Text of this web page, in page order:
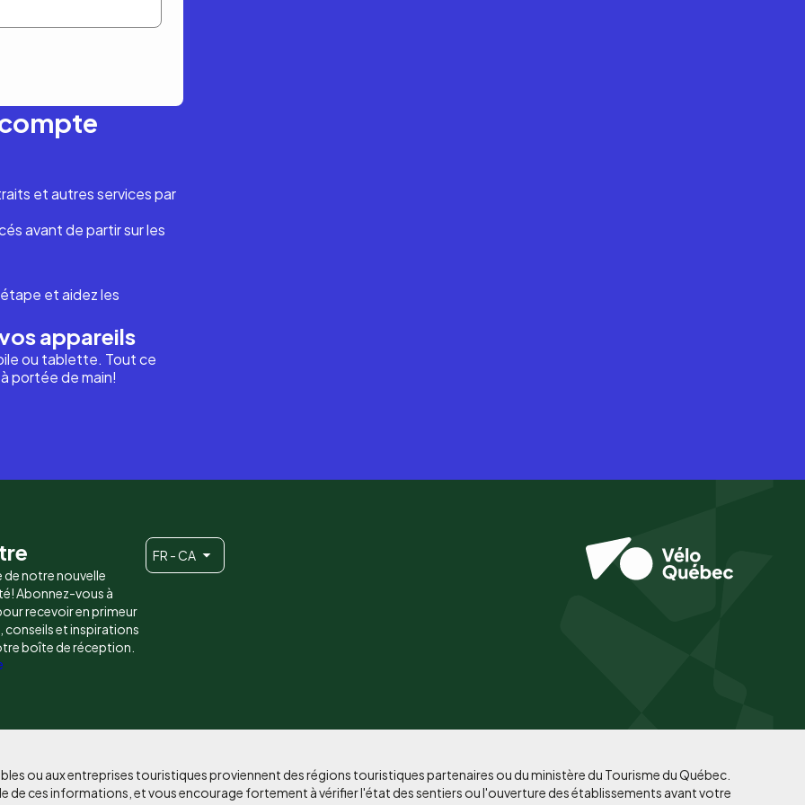
et autres services par
avant de partir sur les
et aidez les
appareils
ou tablette. Tout ce
portée de main!
de notre nouvelle
Abonnez-vous à
recevoir en primeur
conseils et inspirations
boîte de réception.
FR - CA
ou aux entreprises touristiques proviennent des régions touristiques partenaires ou du ministère du Tourisme du Québec.
de ces informations, et vous encourage fortement à vérifier l'état des sentiers ou l'ouverture des établissements avant votre